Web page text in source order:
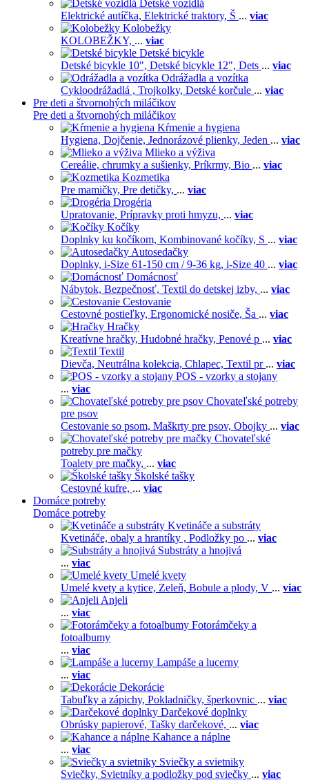
Detské vozidlá
Elektrické autíčka, Elektrické traktory, Š ... viac
Kolobežky
KOLOBEŽKY, ... viac
Detské bicykle
Detské bicykle 10", Detské bicykle 12", Dets ... viac
Odrážadla a vozítka
Cykloodrážadlá , Trojkolky, Detské korčule ... viac
Pre deti a štvornohých miláčikov
Pre deti a štvornohých miláčikov
Kŕmenie a hygiena
Hygiena, Dojčenie, Jednorázové plienky, Jeden ... viac
Mlieko a výživa
Cereálie, chrumky a sušienky, Príkrmy, Bio ... viac
Kozmetika
Pre mamičky, Pre detičky, ... viac
Drogéria
Upratovanie, Prípravky proti hmyzu, ... viac
Kočíky
Doplnky ku kočíkom, Kombinované kočíky, S ... viac
Autosedačky
Doplnky, i-Size 61-150 cm / 9-36 kg, i-Size 40 ... viac
Domácnosť
Nábytok, Bezpečnosť, Textil do detskej izby, ... viac
Cestovanie
Cestovné postieľky, Ergonomické nosiče, Ša ... viac
Hračky
Kreatívne hračky, Hudobné hračky, Penové p ... viac
Textil
Dievča, Neutrálna kolekcia, Chlapec, Textil pr ... viac
POS - vzorky a stojany
... viac
Chovateľské potreby
pre psov
Cestovanie so psom, Maškrty pre psov, Obojky ... viac
Chovateľské
potreby pre mačky
Toalety pre mačky, ... viac
Školské tašky
Cestovné kufre, ... viac
Domáce potreby
Domáce potreby
Kvetináče a substráty
Kvetináče, obaly a hrantíky , Podložky po ... viac
Substráty a hnojivá
... viac
Umelé kvety
Umelé kvety a kytice, Zeleň, Bobule a plody, V ... viac
Anjeli
... viac
Fotorámčeky a
fotoalbumy
... viac
Lampáše a lucerny
... viac
Dekorácie
Tabuľky a zápichy, Pokladničky, šperkovnic ... viac
Darčekové doplnky
Obrúsky papierové, Tašky darčekové, ... viac
Kahance a náplne
... viac
Sviečky a svietniky
Sviečky, Svietníky a podložky pod sviečky ... viac